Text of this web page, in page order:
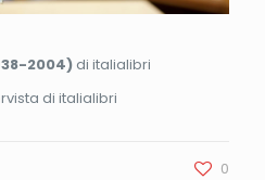
2004)di italialibri
di italialibri
0